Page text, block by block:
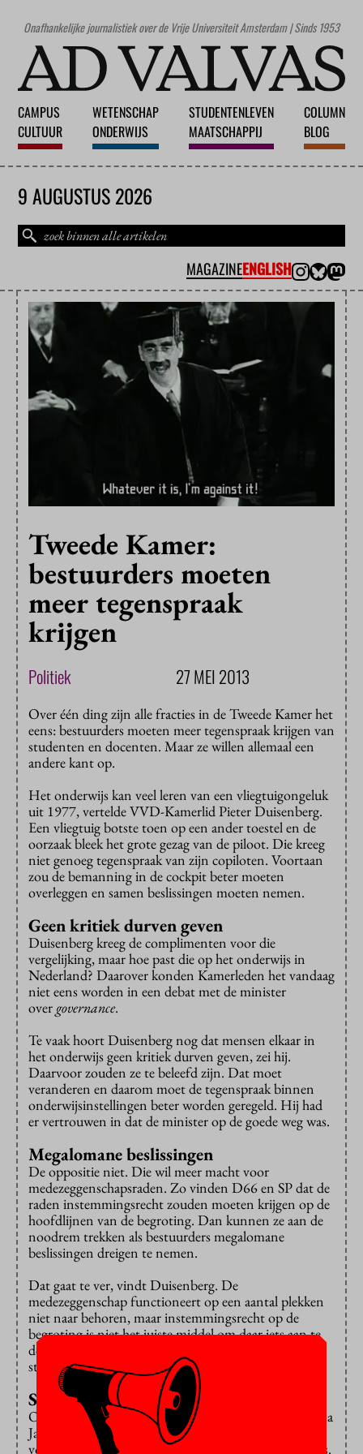
Onafhankelijke journalistiek over de Vrije Universiteit Amsterdam | Sinds 1953
CAMPUS
CULTUUR
WETENSCHAP
ONDERWIJS
STUDENTENLEVEN
MAATSCHAPPIJ
COLUMN
BLOG
9 AUGUSTUS 2026
MAGAZINEENGLISH
Tweede Kamer:
bestuurders moeten
meer tegenspraak
krijgen
Politiek 27 MEI 2013
Over één ding zijn alle fracties in de Tweede Kamer het
eens: bestuurders moeten meer tegenspraak krijgen van
studenten en docenten. Maar ze willen allemaal een
andere kant op.
Het onderwijs kan veel leren van een vliegtuigongeluk
uit 1977, vertelde VVD-Kamerlid Pieter Duisenberg.
Een vliegtuig botste toen op een ander toestel en de
oorzaak bleek het grote gezag van de piloot. Die kreeg
niet genoeg tegenspraak van zijn copiloten. Voortaan
zou de bemanning in de cockpit beter moeten
overleggen en samen beslissingen moeten nemen.
Geen kritiek durven geven
Duisenberg kreeg de complimenten voor die
vergelijking, maar hoe past die op het onderwijs in
Nederland? Daarover konden Kamerleden het vandaag
niet eens worden in een debat met de minister
over governance.
Te vaak hoort Duisenberg nog dat mensen elkaar in
het onderwijs geen kritiek durven geven, zei hij.
Daarvoor zouden ze te beleefd zijn. Dat moet
veranderen en daarom moet de tegenspraak binnen
onderwijsinstellingen beter worden geregeld. Hij had
er vertrouwen in dat de minister op de goede weg was.
Megalomane beslissingen
De oppositie niet. Die wil meer macht voor
medezeggenschapsraden. Zo vinden D66 en SP dat de
raden instemmingsrecht zouden moeten krijgen op de
hoofdlijnen van de begroting. Dan kunnen ze aan de
noodrem trekken als bestuurders megalomane
beslissingen dreigen te nemen.
Dat gaat te ver, vindt Duisenberg. De
medezeggenschap functioneert op een aantal plekken
niet naar behoren, maar instemmingsrecht op de
begroting is niet het juiste middel om daar iets aan te
doen. “Ik zou ook niet willen dat de steward de
stuurknuppel pakt en het vliegtuig gaat besturen.”
Sterkere positie bij geschillencommissie
Ook de PvdA wilde zo ver niet gaan en Kamerlid Tanja
Jadnanansing verwees daarbij naar gesprekken die ze
voerde met studenten, docenten, leerlingen en ouders.